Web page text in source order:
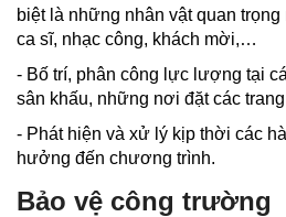
biệt là những nhân vật quan
ca sĩ, nhạc công, khách mời,…
- Bố trí, phân công lực lượng tại
sân khấu, những nơi đặt các
- Phát hiện và xử lý kịp thời các
hưởng đến chương trình.
Bảo vệ công trường